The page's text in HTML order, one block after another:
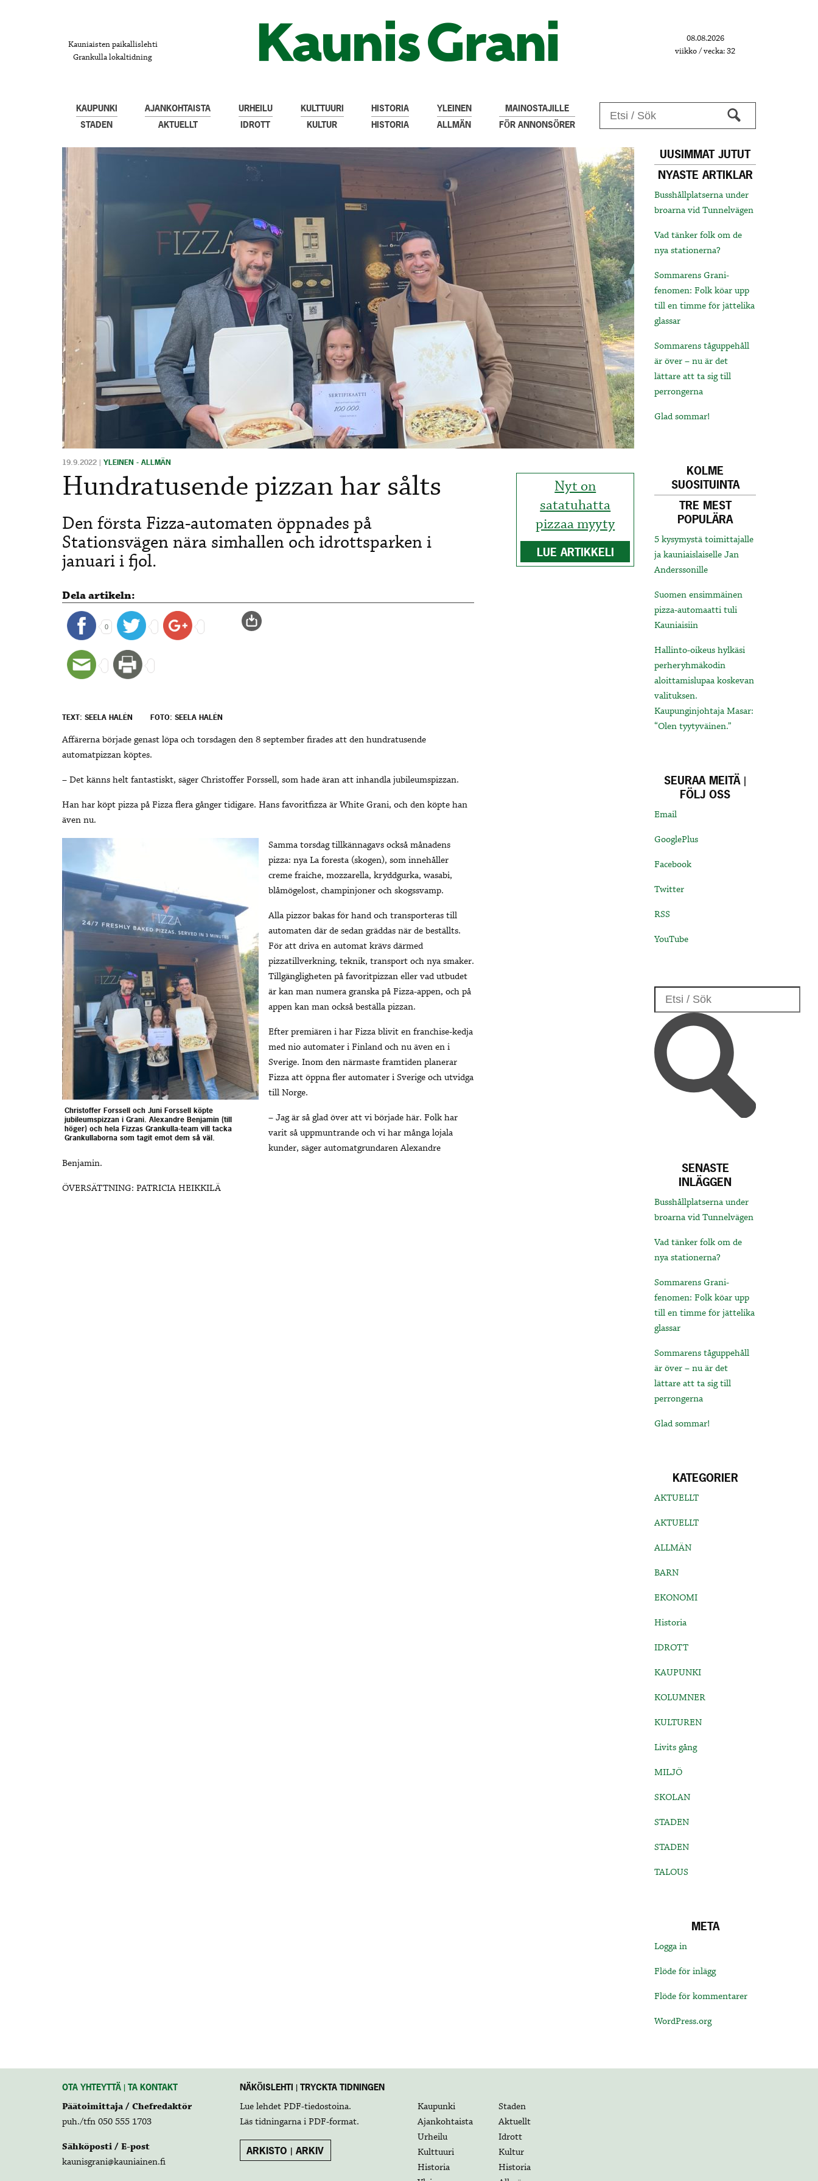
Kauniaisten paikallislehti
Grankulla lokaltidning
08.08.2026
viikko / vecka: 32
KAUPUNKI
STADEN
AJANKOHTAISTA
AKTUELLT
URHEILU
IDROTT
KULTTUURI
KULTUR
HISTORIA
HISTORIA
YLEINEN
ALLMÄN
MAINOSTAJILLE
FÖR ANNONSÖRER
Nyt on
satatuhatta
pizzaa myyty
LUE ARTIKKELI
19.9.2022 | YLEINEN - ALLMÄN
Hundratusende pizzan har sålts
Den första Fizza-automaten öppnades på
Stationsvägen nära simhallen och idrottsparken i
januari i fjol.
Dela artikeln:
0
TEXT: SEELA HALÉN FOTO: SEELA HALÉN
Affärerna började genast löpa och torsdagen den 8 september firades att den hundratusende
automatpizzan köptes.
– Det känns helt fantastiskt, säger Christoffer Forssell, som hade äran att inhandla jubileumspizzan.
Han har köpt pizza på Fizza flera gånger tidigare. Hans favoritfizza är White Grani, och den köpte han
även nu.
Christoffer Forssell och Juni Forssell köpte
jubileumspizzan i Grani. Alexandre Benjamin (till
höger) och hela Fizzas Grankulla-team vill tacka
Grankullaborna som tagit emot dem så väl.
Samma torsdag tillkännagavs också månadens
pizza: nya La foresta (skogen), som innehåller
creme fraiche, mozzarella, kryddgurka, wasabi,
blåmögelost, champinjoner och skogssvamp.
Alla pizzor bakas för hand och transporteras till
automaten där de sedan gräddas när de beställts.
För att driva en automat krävs därmed
pizzatillverkning, teknik, transport och nya smaker.
Tillgängligheten på favoritpizzan eller vad utbudet
är kan man numera granska på Fizza-appen, och på
appen kan man också beställa pizzan.
Efter premiären i har Fizza blivit en franchise-kedja
med nio automater i Finland och nu även en i
Sverige. Inom den närmaste framtiden planerar
Fizza att öppna fler automater i Sverige och utvidga
till Norge.
– Jag är så glad över att vi började här. Folk har
varit så uppmuntrande och vi har många lojala
kunder, säger automatgrundaren Alexandre
Benjamin.
ÖVERSÄTTNING: PATRICIA HEIKKILÄ
UUSIMMAT JUTUT
NYASTE ARTIKLAR
Busshållplatserna under
broarna vid Tunnelvägen
Vad tänker folk om de
nya stationerna?
Sommarens Grani-
fenomen: Folk köar upp
till en timme för jättelika
glassar
Sommarens tåguppehåll
är över – nu är det
lättare att ta sig till
perrongerna
Glad sommar!
KOLME
SUOSITUINTA
TRE MEST
POPULÄRA
5 kysymystä toimittajalle
ja kauniaislaiselle Jan
Anderssonille
Suomen ensimmäinen
pizza-automaatti tuli
Kauniaisiin
Hallinto-oikeus hylkäsi
perheryhmäkodin
aloittamislupaa koskevan
valituksen.
Kaupunginjohtaja Masar:
“Olen tyytyväinen.”
SEURAA MEITÄ |
FÖLJ OSS
Email
GooglePlus
Facebook
Twitter
RSS
YouTube
SENASTE
INLÄGGEN
Busshållplatserna under
broarna vid Tunnelvägen
Vad tänker folk om de
nya stationerna?
Sommarens Grani-
fenomen: Folk köar upp
till en timme för jättelika
glassar
Sommarens tåguppehåll
är över – nu är det
lättare att ta sig till
perrongerna
Glad sommar!
KATEGORIER
AKTUELLT
AKTUELLT
ALLMÄN
BARN
EKONOMI
Historia
IDROTT
KAUPUNKI
KOLUMNER
KULTUREN
Livits gång
MILJÖ
SKOLAN
STADEN
STADEN
TALOUS
META
Logga in
Flöde för inlägg
Flöde för kommentarer
WordPress.org
OTA YHTEYTTÄ | TA KONTAKT
Päätoimittaja / Chefredaktör
puh./tfn 050 555 1703
Sähköposti / E-post
kaunisgrani@kauniainen.fi
NÄKÖISLEHTI | TRYCKTA TIDNINGEN
Lue lehdet PDF-tiedostoina.
Läs tidningarna i PDF-format.
ARKISTO | ARKIV
Kaupunki
Staden
Ajankohtaista
Aktuellt
Urheilu
Idrott
Kulttuuri
Kultur
Historia
Historia